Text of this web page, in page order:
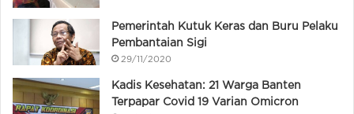
Pemerintah Kutuk Keras dan Buru Pelaku
Pembantaian Sigi
29/11/2020
Kadis Kesehatan: 21 Warga Banten
Terpapar Covid 19 Varian Omicron